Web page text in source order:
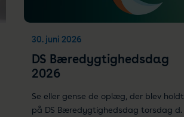
30. juni 2026
DS Bæredygtighedsdag
2026
Se eller gense de oplæg, der blev holdt
på DS Bæredygtighedsdag torsdag d.